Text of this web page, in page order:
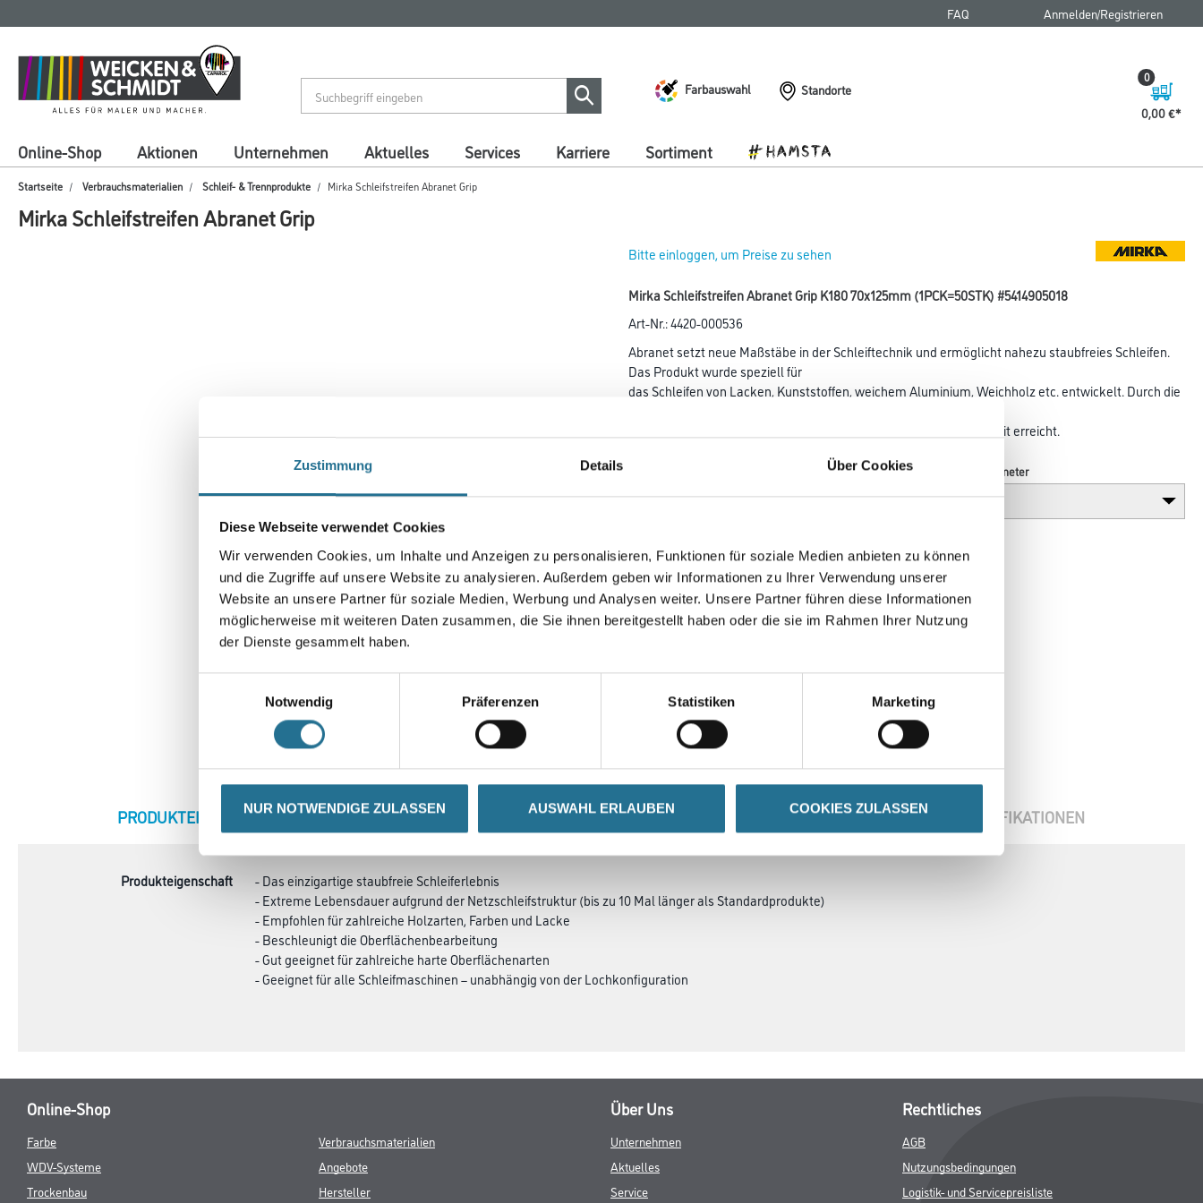
Zustimmung Details Über Cookies
Diese Webseite verwendet Cookies
Wir verwenden Cookies, um Inhalte und Anzeigen zu personalisieren, Funktionen für soziale Medien anbieten zu können
und die Zugriffe auf unsere Website zu analysieren. Außerdem geben wir Informationen zu Ihrer Verwendung unserer
Website an unsere Partner für soziale Medien, Werbung und Analysen weiter. Unsere Partner führen diese Informationen
möglicherweise mit weiteren Daten zusammen, die Sie ihnen bereitgestellt haben oder die sie im Rahmen Ihrer Nutzung
der Dienste gesammelt haben.
Notwendig
Präferenzen Statistiken Marketing
NUR NOTWENDIGE ZULASSEN AUSWAHL ERLAUBEN COOKIES ZULASSEN
springen
springen
FAQ Anmelden/Registrieren
Farbauswahl
Standorte
0,00 €
0
Online-Shop Aktionen Unternehmen Aktuelles Services Karriere Sortiment
Startseite Verbrauchsmaterialien Schleif- & Trennprodukte Mirka Schleifstreifen Abranet Grip
Mirka Schleifstreifen Abranet Grip
Bitte einloggen, um Preise zu sehen
Mirka Schleifstreifen Abranet Grip K180 70x125mm (1PCK=50STK) #5414905018
Art-Nr.:4420-000536
Abranet setzt neue Maßstäbe in der Schleiftechnik und ermöglicht nahezu staubfreies Schleifen.
Das Produkt wurde speziell für
das Schleifen von Lacken, Kunststoffen, weichem Aluminium, Weichholz etc. entwickelt. Durch die
optimale Staubabsaugung gewährleistet und eine höhere Standzeit erreicht.
Breite in millimeter
Umrechnungsfaktoren
CURRENT
PRODUKTEIGENSCHAFTEN ZUSATZINFOS GEFAHRENHINWEISE DATENBLÄTTER SPEZIFIKATIONEN
Produkteigenschaft
- Das einzigartige staubfreie Schleiferlebnis
- Extreme Lebensdauer aufgrund der Netzschleifstruktur (bis zu 10 Mal länger als Standardprodukte)
- Empfohlen für zahlreiche Holzarten, Farben und Lacke
- Beschleunigt die Oberflächenbearbeitung
- Gut geeignet für zahlreiche harte Oberflächenarten
- Geeignet für alle Schleifmaschinen – unabhängig von der Lochkonfiguration
Online-Shop
Farbe
WDV-Systeme
Trockenbau
Verbrauchsmaterialien
Angebote
Hersteller
Über Uns
Unternehmen
Aktuelles
Service
Rechtliches
AGB
Nutzungsbedingungen
Logistik- und Servicepreisliste